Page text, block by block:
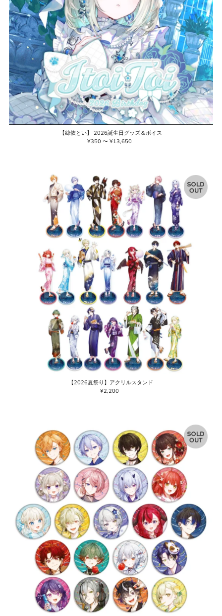
【絲依とい】 2026誕生日グッズ＆ボイス
通
¥350 〜 ¥13,650
【2026夏祭り】アクリルスタンド
通
¥2,200